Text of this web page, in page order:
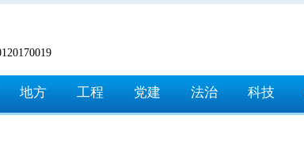
地方 工程 党建 法治 科技